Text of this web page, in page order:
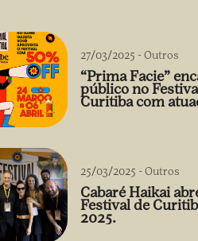
27/03/2025 -Outros
“Prima Facie”
público no
Curitiba com
arrebatadora de
25/03/2025 -Outros
Cabaré Haikai
Festival de
2025.